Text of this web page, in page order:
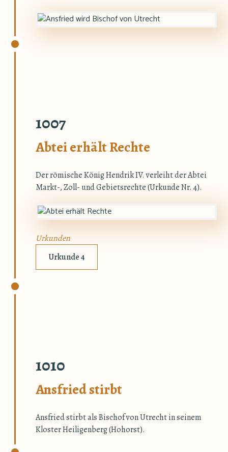
1007
Abtei erhält Rechte
Der römische König Hendrik IV. verleiht der Abtei
Markt-, Zoll- und Gebietsrechte (Urkunde Nr. 4).
Urkunden
Urkunde 4
1010
Ansfried stirbt
Ansfried stirbt als Bischof von Utrecht in seinem
Kloster Heiligenberg (Hohorst).